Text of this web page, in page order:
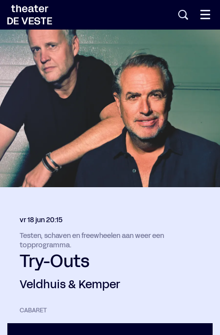
Menu
Try-Outs
Veldhuis & Kemper
Testen, schaven en freewheelen aan weer een
topprogramma.
vr 18 jun20:15
CABARET